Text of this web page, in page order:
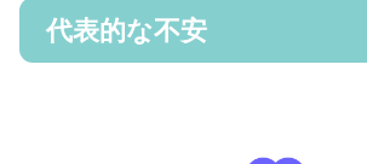
代表的な不安